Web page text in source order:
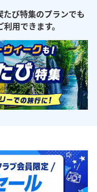
び特集のプランでも
用できます。